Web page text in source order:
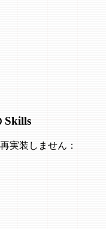
Skills
実装しません：